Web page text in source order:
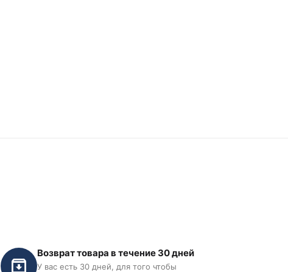
Возврат товара в течение 30 дней
У вас есть 30 дней, для того чтобы